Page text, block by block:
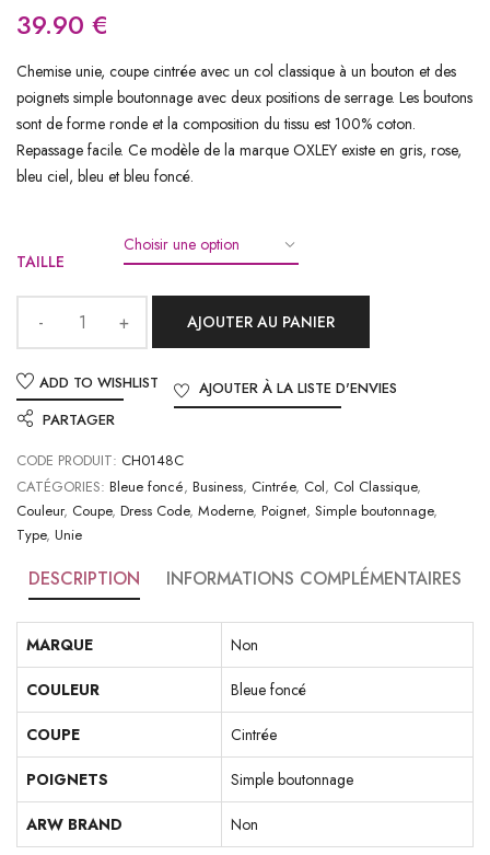
39.90 €
Chemise unie, coupe cintrée avec un col classique à un bouton et des
poignets simple boutonnage avec deux positions de serrage. Les boutons
sont de forme ronde et la composition du tissu est 100% coton.
Repassage facile. Ce modèle de la marque OXLEY existe en gris, rose,
bleu ciel, bleu et bleu foncé.
TAILLE
AJOUTER AU PANIER
ADD TO WISHLIST
AJOUTER À LA LISTE D'ENVIES
PARTAGER
CODE PRODUIT: CH0148C
CATÉGORIES: Bleue foncé, Business, Cintrée, Col, Col Classique,
Couleur, Coupe, Dress Code, Moderne, Poignet, Simple boutonnage,
Type, Unie
DESCRIPTION INFORMATIONS COMPLÉMENTAIRES
MARQUE Non
COULEUR Bleue foncé
COUPE Cintrée
POIGNETS Simple boutonnage
ARW BRAND Non